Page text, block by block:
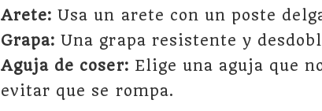
Arete: Usa un arete con un poste
Grapa: Una grapa resistente y
Aguja de coser: Elige una aguja que
evitar que se rompa.